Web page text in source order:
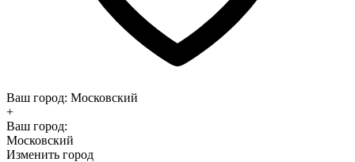
Ваш город: Московский
+
Ваш город:
Московский
Изменить город